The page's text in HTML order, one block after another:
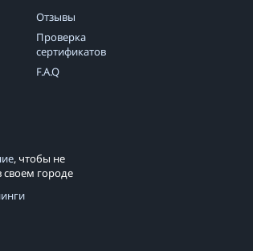
Отзывы
Проверка
сертификатов
F.A.Q
, чтобы не
своем городе